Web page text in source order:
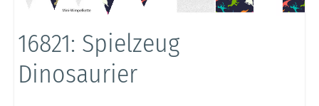
16821: Spielzeug
Dinosaurier